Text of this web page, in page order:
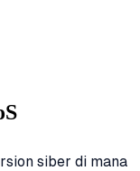
siber di mana